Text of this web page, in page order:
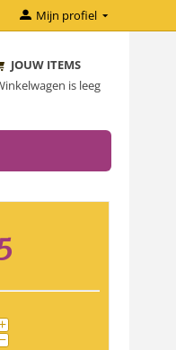
Mijn profiel
ITEMS
is leeg